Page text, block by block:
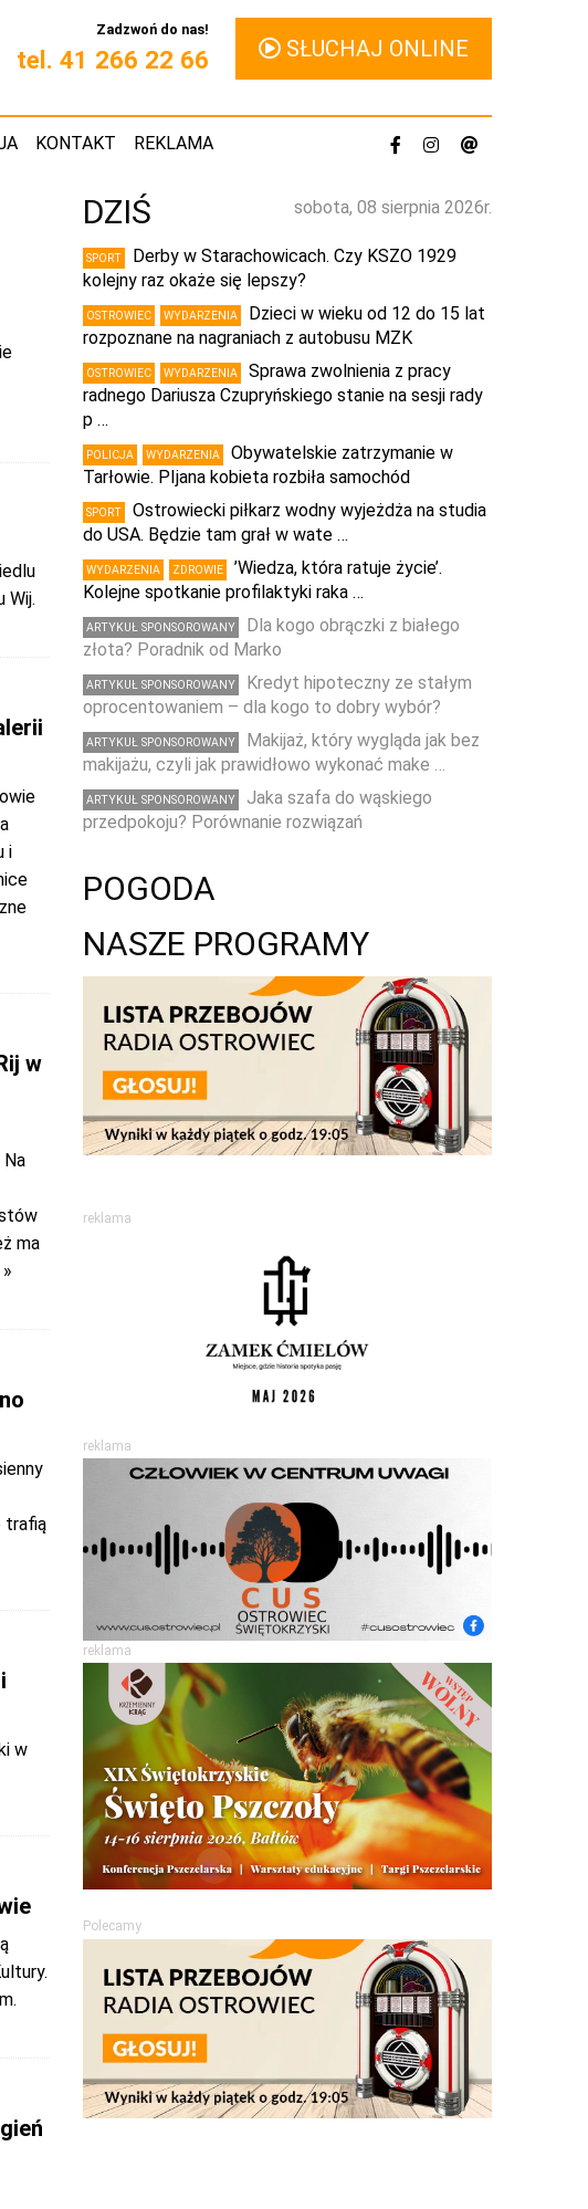
Zadzwoń do nas!
tel. 41 266 22 66 SŁUCHAJ ONLINE
KONTAKT REKLAMA
Wij.
i
w
ma
trafią
w
sobota, 08 sierpnia 2026r.
DZIŚ
SPORT
Derby w Starachowicach. Czy KSZO 1929
kolejny raz okaże się lepszy?
OSTROWIEC WYDARZENIA
Dzieci w wieku od 12 do 15 lat
rozpoznane na nagraniach z autobusu MZK
OSTROWIEC WYDARZENIA
Sprawa zwolnienia z pracy
radnego Dariusza Czupryńskiego stanie na sesji rady
p …
POLICJA WYDARZENIA
Obywatelskie zatrzymanie w
Tarłowie. PIjana kobieta rozbiła samochód
SPORT
Ostrowiecki piłkarz wodny wyjeżdża na studia
do USA. Będzie tam grał w wate …
WYDARZENIA ZDROWIE
’Wiedza, która ratuje życie’.
Kolejne spotkanie profilaktyki raka …
ARTYKUŁ SPONSOROWANY
Dla kogo obrączki z białego
złota? Poradnik od Marko
ARTYKUŁ SPONSOROWANY
Kredyt hipoteczny ze stałym
oprocentowaniem – dla kogo to dobry wybór?
ARTYKUŁ SPONSOROWANY
Makijaż, który wygląda jak bez
makijażu, czyli jak prawidłowo wykonać make …
ARTYKUŁ SPONSOROWANY
Jaka szafa do wąskiego
przedpokoju? Porównanie rozwiązań
POGODA
NASZE PROGRAMY
reklama
reklama
reklama
Polecamy